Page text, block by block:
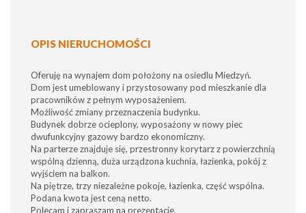
OPIS NIERUCHOMOŚCI
Oferuję na wynajem dom położony na osiedlu Miedzyń.
Dom jest umeblowany i przystosowany pod mieszkanie dla
pracowników z pełnym wyposażeniem.
Możliwość zmiany przeznaczenia budynku.
Budynek dobrze ocieplony, wyposażony w nowy piec
dwufunkcyjny gazowy bardzo ekonomiczny.
Na parterze znajduje się, przestronny korytarz z powierzchnią
wspólną dzienną, duża urządzona kuchnia, łazienka, pokój z
wyjściem na balkon.
Na piętrze, trzy niezależne pokoje, łazienka, część wspólna.
Podana kwota jest ceną netto.
Polecam i zapraszam na prezentacje.